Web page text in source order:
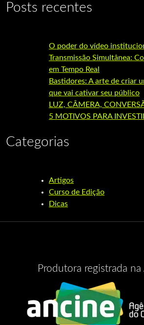
Posts recentes
O poder do vídeo
Transmissão Simultânea:
em Tempo Real
Bastidores: A arte de criar
que vai cativar seu público
LUZ, CÂMERA,
5 MOTIVOS PARA
Categorias
Artigos
Curso de Edição
Dicas
Produtora registrada na